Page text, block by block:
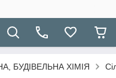
БУДІВЕЛЬНА ХІМІЯ